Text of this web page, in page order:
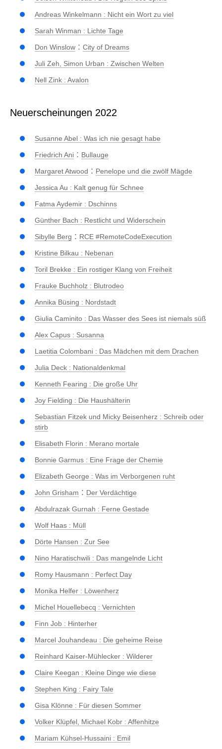
Andreas Winkelmann : Nicht ein Wort zu viel
Sarah Winman : Lichte Tage
Don Winslow : City of Dreams
Juli Zeh, Simon Urban : Zwischen Welten
Nell Zink : Avalon
Neuerscheinungen 2022
Susanne Abel : Was ich nie gesagt habe
Friedrich Ani : Bullauge
Margaret Atwood : Penelope und die zwölf Mägde
Jessica Au : Kalt genug für Schnee
Fatma Aydemir : Dschinns
Günther Bach : Restlicht und Widerschein
Sibylle Berg : RCE #RemoteCodeExecution
Kristine Bilkau : Nebenan
Toril Brekke : Ein rostiger Klang von Freiheit
Frauke Buchholz : Blutrodeo
Annika Büsing : Nordstadt
Giulia Caminito : Das Wasser des Sees ist niemals süß
Alex Capus : Susanna
Laetitia Colombani : Das Mädchen mit dem Drachen
Julia Deck : Nationaldenkmal
Kenneth Fearing : Die große Uhr
Joy Fielding : Die Haushälterin
Sebastian Fitzek und Micky Beisenherz : Schreib oder
stirb
Elisabeth Florin : Merano mortale
Bonnie Garmus : Eine Frage der Chemie
Elizabeth George : Was im Verborgenen ruht
John Grisham : Der Verdächtige
Abdulrazak Gurnah : Ferne Gestade
Wolf Haas : Müll
Dörte Hansen : Zur See
Nino Haratischwili : Das mangelnde Licht
Romy Hausmann : Perfect Day
Monika Helfer : Löwenherz
Michel Houellebecq : Vernichten
Finn Job : Hinterher
Marcel Jouhandeau : Die geheime Reise
Reinhard Kaiser-Mühlecker : Wilderer
Claire Keegan : Kleine Dinge wie diese
Stephen King : Fairy Tale
Gisa Klönne : Für diesen Sommer
Volker Klüpfel, Michael Kobr : Affenhitze
Mariam Kühsel-Hussaini : Emil